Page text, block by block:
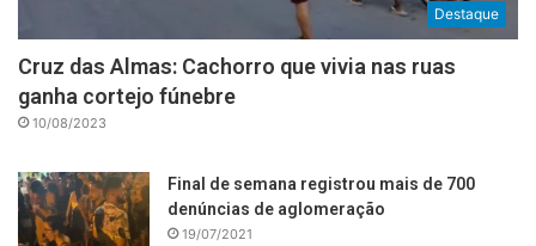
Destaque
Cruz das Almas: Cachorro que vivia nas ruas
ganha cortejo fúnebre
10/08/2023
Final de semana registrou mais de 700
denúncias de aglomeração
19/07/2021